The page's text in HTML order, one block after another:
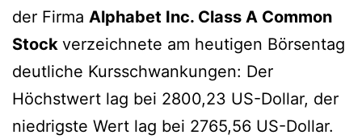
der Firma Alphabet Inc. Class A Common
Stock verzeichnete am heutigen Börsentag
deutliche Kursschwankungen: Der
Höchstwert lag bei 2800,23 US-Dollar, der
niedrigste Wert lag bei 2765,56 US-Dollar.